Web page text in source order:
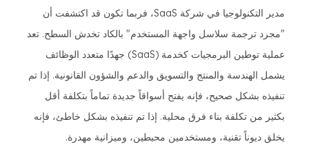
مدير التكنولوجيا في شركة SaaS، فربما تكون قد اكتشفت أن
"مجرد ترجمة سلاسل واجهة المستخدم" بالكاد تخدش السطح. تعد
عملية توطين البرمجيات كخدمة (SaaS) جهدًا متعدد الوظائف
يشمل الهندسة والمنتج والتسويق والدعم والشؤون القانونية. إذا تم
تنفيذه بشكل صحيح، فإنه يفتح أسواقاً جديدة تماماً بتكلفة أقل
بكثير من تكلفة بناء فرق محلية. إذا تم تنفيذه بشكل خاطئ، فإنه
يخلق ديوناً تقنية، ومستخدمين محبطين، وميزانية مهدرة.